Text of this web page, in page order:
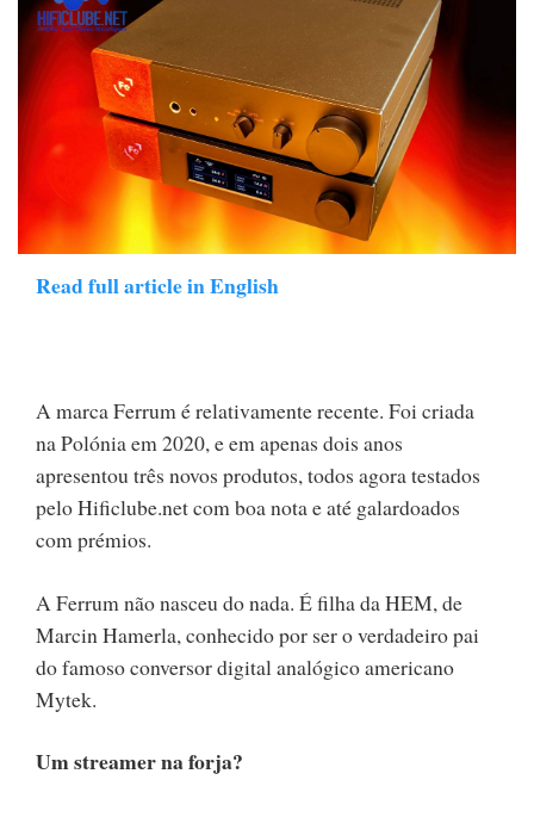
Read full article in English
A marca Ferrum é relativamente recente. Foi criada
na Polónia em 2020, e em apenas dois anos
apresentou três novos produtos, todos agora testados
pelo Hificlube.net com boa nota e até galardoados
com prémios.
A Ferrum não nasceu do nada. É filha da HEM, de
Marcin Hamerla, conhecido por ser o verdadeiro pai
do famoso conversor digital analógico americano
Mytek.
Um streamer na forja?